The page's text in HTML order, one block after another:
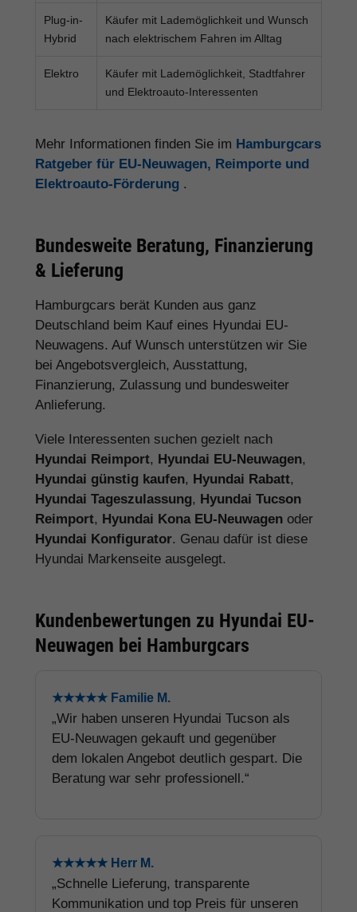
Plug-in-
Hybrid
Käufer mit Lademöglichkeit und Wunsch
nach elektrischem Fahren im Alltag
Elektro
Käufer mit Lademöglichkeit, Stadtfahrer
und Elektroauto-Interessenten
Mehr Informationen finden Sie im Hamburgcars
Ratgeber für EU-Neuwagen, Reimporte und
Elektroauto-Förderung .
Bundesweite Beratung, Finanzierung
& Lieferung
Hamburgcars berät Kunden aus ganz
Deutschland beim Kauf eines Hyundai EU-
Neuwagens. Auf Wunsch unterstützen wir Sie
bei Angebotsvergleich, Ausstattung,
Finanzierung, Zulassung und bundesweiter
Anlieferung.
Viele Interessenten suchen gezielt nach
Hyundai Reimport, Hyundai EU-Neuwagen,
Hyundai günstig kaufen, Hyundai Rabatt,
Hyundai Tageszulassung, Hyundai Tucson
Reimport, Hyundai Kona EU-Neuwagen oder
Hyundai Konfigurator. Genau dafür ist diese
Hyundai Markenseite ausgelegt.
Kundenbewertungen zu Hyundai EU-
Neuwagen bei Hamburgcars
★★★★★ Familie M.
„Wir haben unseren Hyundai Tucson als
EU-Neuwagen gekauft und gegenüber
dem lokalen Angebot deutlich gespart. Die
Beratung war sehr professionell.“
★★★★★ Herr M.
„Schnelle Lieferung, transparente
Kommunikation und top Preis für unseren